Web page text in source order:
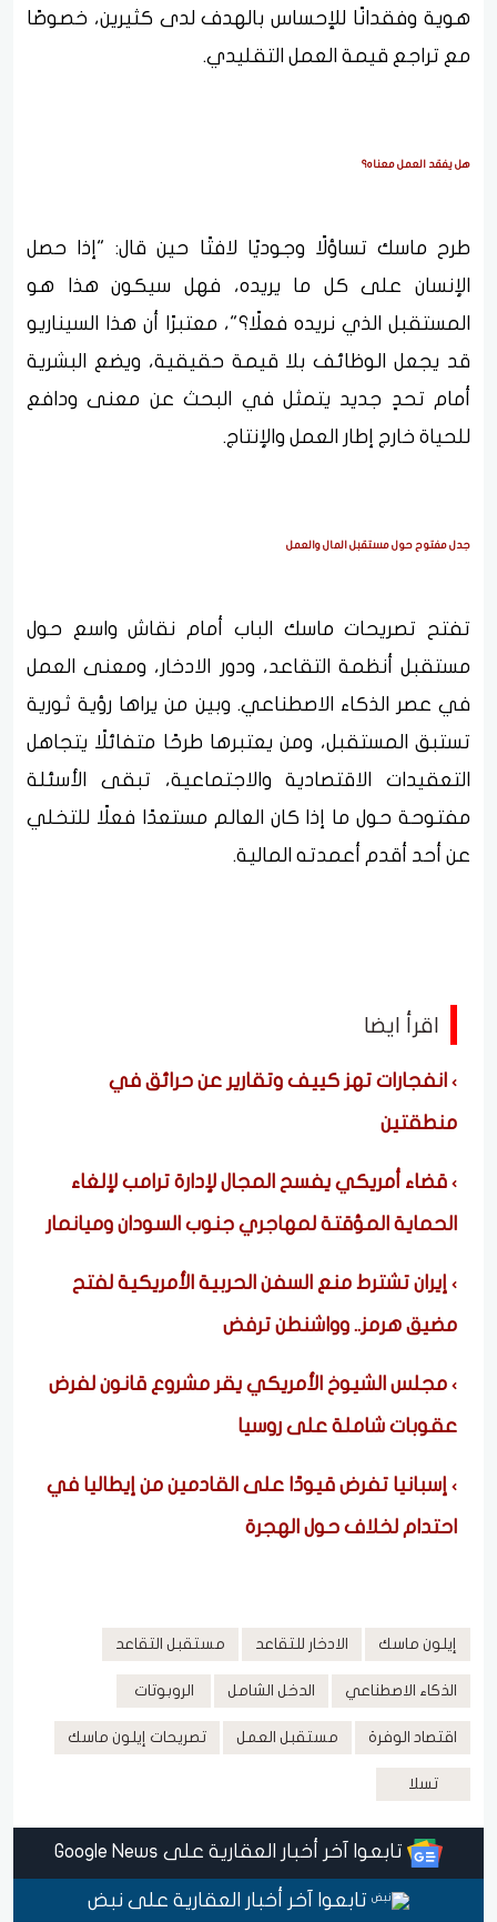
هوية وفقدانًا للإحساس بالهدف لدى كثيرين، خصوصًا
مع تراجع قيمة العمل التقليدي.
هل يفقد العمل معناه؟
طرح ماسك تساؤلًا وجوديًا لافتًا حين قال: "إذا حصل
الإنسان على كل ما يريده، فهل سيكون هذا هو
المستقبل الذي نريده فعلًا؟"، معتبرًا أن هذا السيناريو
قد يجعل الوظائف بلا قيمة حقيقية، ويضع البشرية
أمام تحدٍ جديد يتمثل في البحث عن معنى ودافع
للحياة خارج إطار العمل والإنتاج.
جدل مفتوح حول مستقبل المال والعمل
تفتح تصريحات ماسك الباب أمام نقاش واسع حول
مستقبل أنظمة التقاعد، ودور الادخار، ومعنى العمل
في عصر الذكاء الاصطناعي. وبين من يراها رؤية ثورية
تستبق المستقبل، ومن يعتبرها طرحًا متفائلًا يتجاهل
التعقيدات الاقتصادية والاجتماعية، تبقى الأسئلة
مفتوحة حول ما إذا كان العالم مستعدًا فعلًا للتخلي
عن أحد أقدم أعمدته المالية.
اقرأ ايضا
انفجارات تهز كييف وتقارير عن حرائق في
منطقتين
قضاء أمريكي يفسح المجال لإدارة ترامب لإلغاء
الحماية المؤقتة لمهاجري جنوب السودان وميانمار
إيران تشترط منع السفن الحربية الأمريكية لفتح
مضيق هرمز.. وواشنطن ترفض
مجلس الشيوخ الأمريكي يقر مشروع قانون لفرض
عقوبات شاملة على روسيا
إسبانيا تفرض قيودًا على القادمين من إيطاليا في
احتدام لخلاف حول الهجرة
إيلون ماسك الادخار للتقاعد مستقبل التقاعد
الذكاء الاصطناعي الدخل الشامل الروبوتات
اقتصاد الوفرة مستقبل العمل تصريحات إيلون ماسك
تسلا
تابعوا آخر أخبار العقارية على Google News
تابعوا آخر أخبار العقارية على نبض